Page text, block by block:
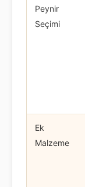
Peynir
Seçimi
Ek
Malzeme